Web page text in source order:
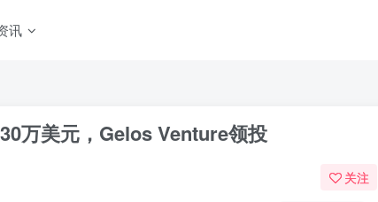
讯
万美元，Gelos Venture领投
关注